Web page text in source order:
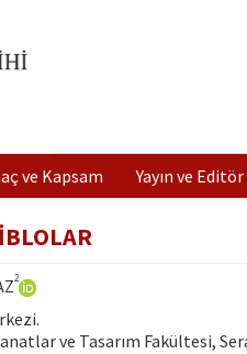
ve Kapsam Yayın ve
2
ve Tasarım Fakültesi,